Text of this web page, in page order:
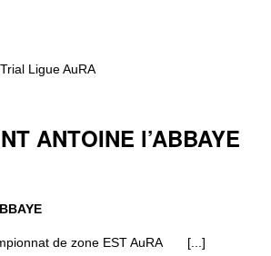
Ligue AuRA
ANTOINE l’ABBAYE
de zone EST AuRA [...]